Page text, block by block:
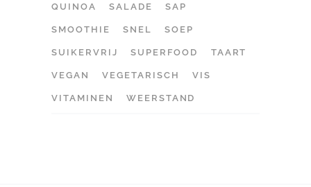
QUINOA SALADE SAP
SMOOTHIE SNEL SOEP
SUIKERVRIJ SUPERFOOD TAART
VEGAN VEGETARISCH VIS
VITAMINEN WEERSTAND